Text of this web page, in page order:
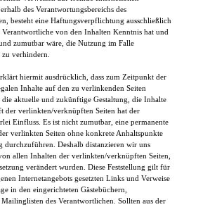
des Verantwortungsbereichs des
besteht eine Haftungsverpflichtung ausschließlich
von den Inhalten Kenntnis hat und
zumutbar wäre, die Nutzung im Falle
verhindern.
hiermit ausdrücklich, dass zum Zeitpunkt der
Inhalte auf den zu verlinkenden Seiten
aktuelle und zukünftige Gestaltung, die Inhalte
der verlinkten/verknüpften Seiten hat der
Einfluss. Es ist nicht zumutbar, eine permanente
verlinkten Seiten ohne konkrete Anhaltspunkte
durchzuführen. Deshalb distanzieren wir uns
allen Inhalten der verlinkten/verknüpften Seiten,
verändert wurden. Diese Feststellung gilt für
Internetangebots gesetzten Links und Verweise
in den eingerichteten Gästebüchern,
des Verantwortlichen. Sollten aus der